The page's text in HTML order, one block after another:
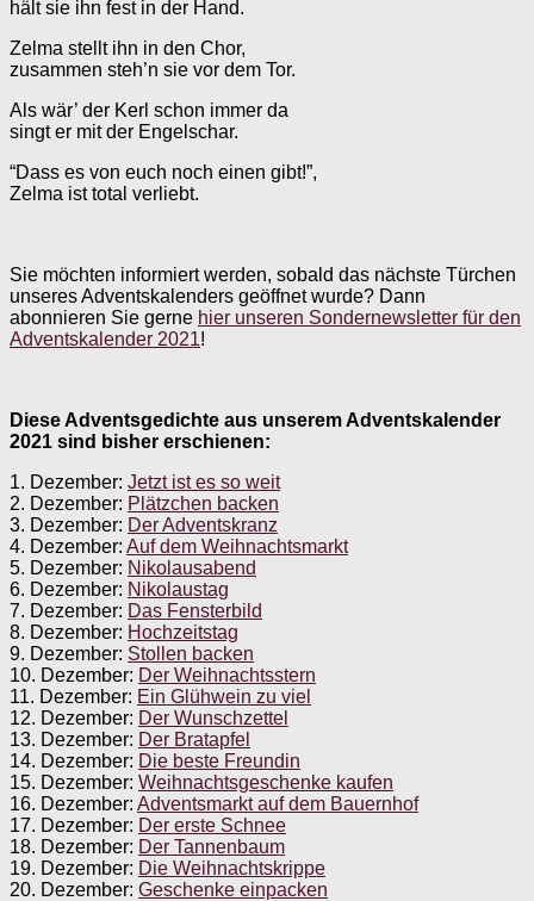
hält sie ihn fest in der Hand.
Zelma stellt ihn in den Chor,
zusammen steh’n sie vor dem Tor.
Als wär’ der Kerl schon immer da
singt er mit der Engelschar.
“Dass es von euch noch einen gibt!”,
Zelma ist total verliebt.
Sie möchten informiert werden, sobald das nächste Türchen
unseres Adventskalenders geöffnet wurde? Dann
abonnieren Sie gerne hier unseren Sondernewsletter für den
Adventskalender 2021!
Diese Adventsgedichte aus unserem Adventskalender
2021 sind bisher erschienen:
1. Dezember: Jetzt ist es so weit
2. Dezember: Plätzchen backen
3. Dezember: Der Adventskranz
4. Dezember: Auf dem Weihnachtsmarkt
5. Dezember: Nikolausabend
6. Dezember: Nikolaustag
7. Dezember: Das Fensterbild
8. Dezember: Hochzeitstag
9. Dezember: Stollen backen
10. Dezember: Der Weihnachtsstern
11. Dezember: Ein Glühwein zu viel
12. Dezember: Der Wunschzettel
13. Dezember: Der Bratapfel
14. Dezember: Die beste Freundin
15. Dezember: Weihnachtsgeschenke kaufen
16. Dezember: Adventsmarkt auf dem Bauernhof
17. Dezember: Der erste Schnee
18. Dezember: Der Tannenbaum
19. Dezember: Die Weihnachtskrippe
20. Dezember: Geschenke einpacken